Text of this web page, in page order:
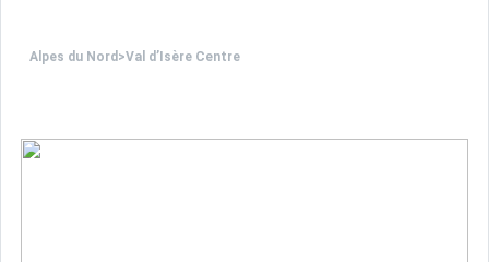
Alpes du Nord >Val d’Isère Centre